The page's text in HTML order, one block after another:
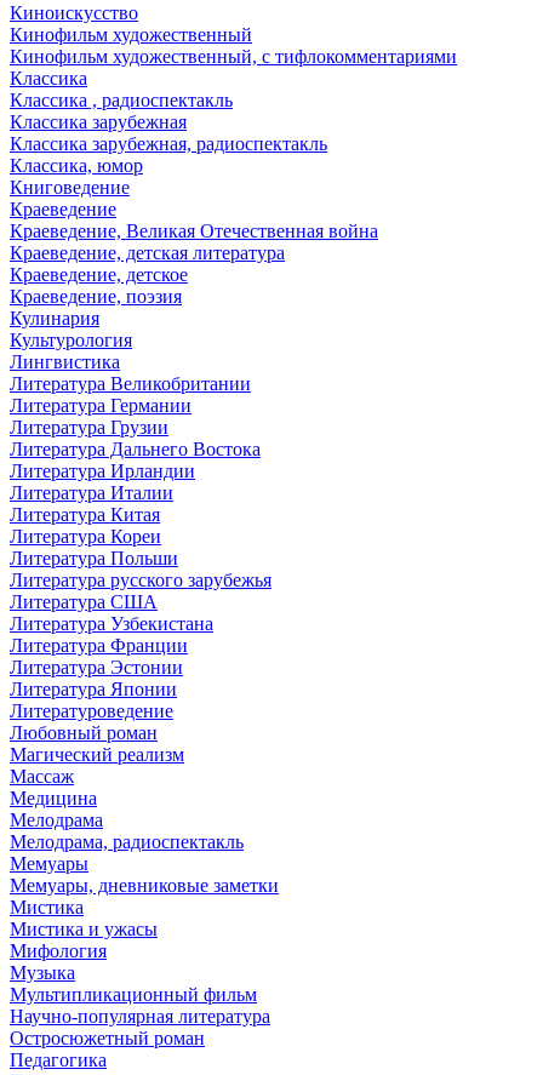
Киноискусство
Кинофильм художественный
Кинофильм художественный, с тифлокомментариями
Классика
Классика , радиоспектакль
Классика зарубежная
Классика зарубежная, радиоспектакль
Классика, юмор
Книговедение
Краеведение
Краеведение, Великая Отечественная война
Краеведение, детская литература
Краеведение, детское
Краеведение, поэзия
Кулинария
Культурология
Лингвистика
Литература Великобритании
Литература Германии
Литература Грузии
Литература Дальнего Востока
Литература Ирландии
Литература Италии
Литература Китая
Литература Кореи
Литература Польши
Литература русского зарубежья
Литература США
Литература Узбекистана
Литература Франции
Литература Эстонии
Литература Японии
Литературоведение
Любовный роман
Магический реализм
Массаж
Медицина
Мелодрама
Мелодрама, радиоспектакль
Мемуары
Мемуары, дневниковые заметки
Мистика
Мистика и ужасы
Мифология
Музыка
Мультипликационный фильм
Научно-популярная литература
Остросюжетный роман
Педагогика